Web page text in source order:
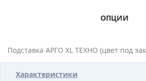
ОПЦИИ
Подставка АРГО XL ТЕХНО (цвет под
Характеристики